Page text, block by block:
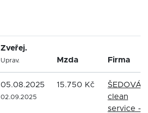
Zveřej.
Uprav. Mzda Firma
05.08.2025
02.09.2025
15.750 Kč
ŠEDOVÁ
clean
service -